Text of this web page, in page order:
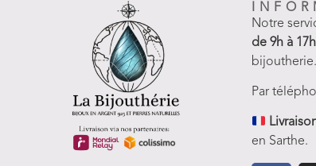
Notre
de 9h à 17h
Par
en Sarthe.